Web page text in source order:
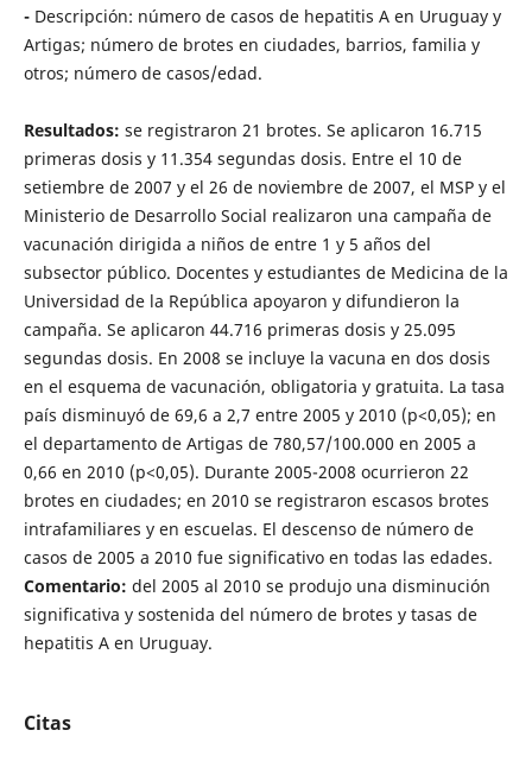
- Descripción: número de casos de hepatitis A en Uruguay y
Artigas; número de brotes en ciudades, barrios, familia y
otros; número de casos/edad.
Resultados: se registraron 21 brotes. Se aplicaron 16.715
primeras dosis y 11.354 segundas dosis. Entre el 10 de
setiembre de 2007 y el 26 de noviembre de 2007, el MSP y el
Ministerio de Desarrollo Social realizaron una campaña de
vacunación dirigida a niños de entre 1 y 5 años del
subsector público. Docentes y estudiantes de Medicina de la
Universidad de la República apoyaron y difundieron la
campaña. Se aplicaron 44.716 primeras dosis y 25.095
segundas dosis. En 2008 se incluye la vacuna en dos dosis
en el esquema de vacunación, obligatoria y gratuita. La tasa
país disminuyó de 69,6 a 2,7 entre 2005 y 2010 (p<0,05); en
el departamento de Artigas de 780,57/100.000 en 2005 a
0,66 en 2010 (p<0,05). Durante 2005-2008 ocurrieron 22
brotes en ciudades; en 2010 se registraron escasos brotes
intrafamiliares y en escuelas. El descenso de número de
casos de 2005 a 2010 fue significativo en todas las edades.
Comentario: del 2005 al 2010 se produjo una disminución
significativa y sostenida del número de brotes y tasas de
hepatitis A en Uruguay.
Citas